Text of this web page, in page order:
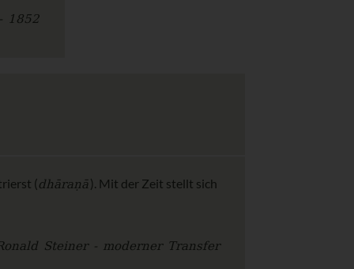
1852
(dhāraṇā). Mit der Zeit stellt sich
Steiner - moderner Transfer